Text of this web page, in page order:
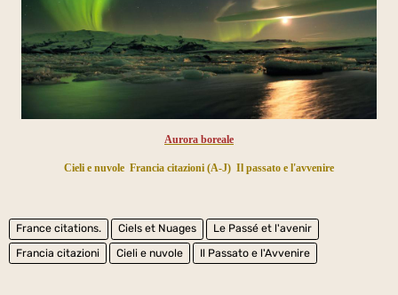
Aurora boreale
Cieli e nuvole Francia citazioni (A-J) Il passato e l'avvenire
France citations. Ciels et Nuages
Le Passé et l'avenir
Francia citazioni
Cieli e nuvole Il Passato e l'Avvenire